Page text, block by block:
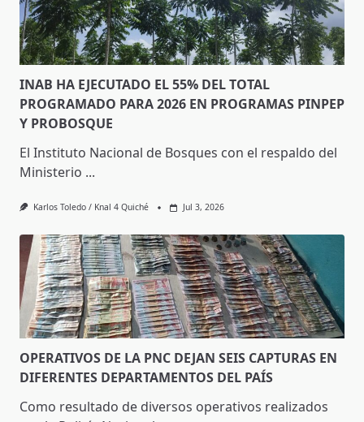
INAB HA EJECUTADO EL 55% DEL TOTAL
PROGRAMADO PARA 2026 EN PROGRAMAS PINPEP
Y PROBOSQUE
El Instituto Nacional de Bosques con el respaldo del
Ministerio ...
Karlos Toledo / Knal 4 Quiché Jul 3, 2026
OPERATIVOS DE LA PNC DEJAN SEIS CAPTURAS EN
DIFERENTES DEPARTAMENTOS DEL PAÍS
Como resultado de diversos operativos realizados